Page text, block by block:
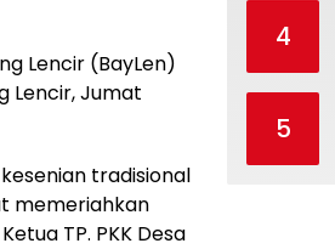
Lencir (BayLen)
Lencir, Jumat
tradisional
memeriahkan
TP. PKK Desa
4
5